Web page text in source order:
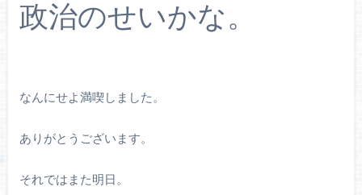
政治のせいかな。
なんにせよ満喫しました。
ありがとうございます。
それではまた明日。